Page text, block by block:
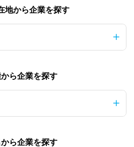
地から企業を探す
ら企業を探す
ら企業を探す